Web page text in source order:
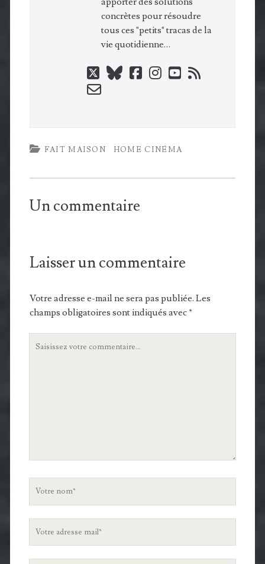
concrètes pour résoudre
tous ces "petits" tracas de la
vie quotidienne…
twitterblueskyfacebook
instagram
youtube
rss
email-
FAIT MAISON HOME CINÉMA
Un commentaire
Laisser un commentaire
Votre adresse e-mail ne sera pas publiée. Les
champs obligatoires sont indiqués avec*